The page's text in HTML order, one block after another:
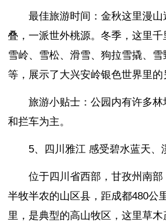
最佳旅游时间：金秋这里漫
叠，一派世外桃源。冬季，这里千
雪岭、雪松、滑雪、狗拉雪撬、雪
等，展示了大兴安岭银色世界里的
旅游小贴士：公园内有许多
和拦车为主。
5、四川雅江 感受碧水蓝天、
位于四川省西部，甘孜州南
半牧半农的山区县，距成都480公
里，是典型的高山牧区，这里草